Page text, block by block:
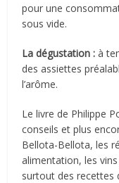
pour une
sous vide.
La dégustation : à
des assiettes
l’arôme.
Le livre de Philippe
conseils et plus
Bellota-Bellota, les
alimentation, les
surtout des recettes